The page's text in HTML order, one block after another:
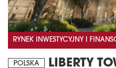
RYNEK INWESTYCYJNY I
POLSKA
LIBERTY